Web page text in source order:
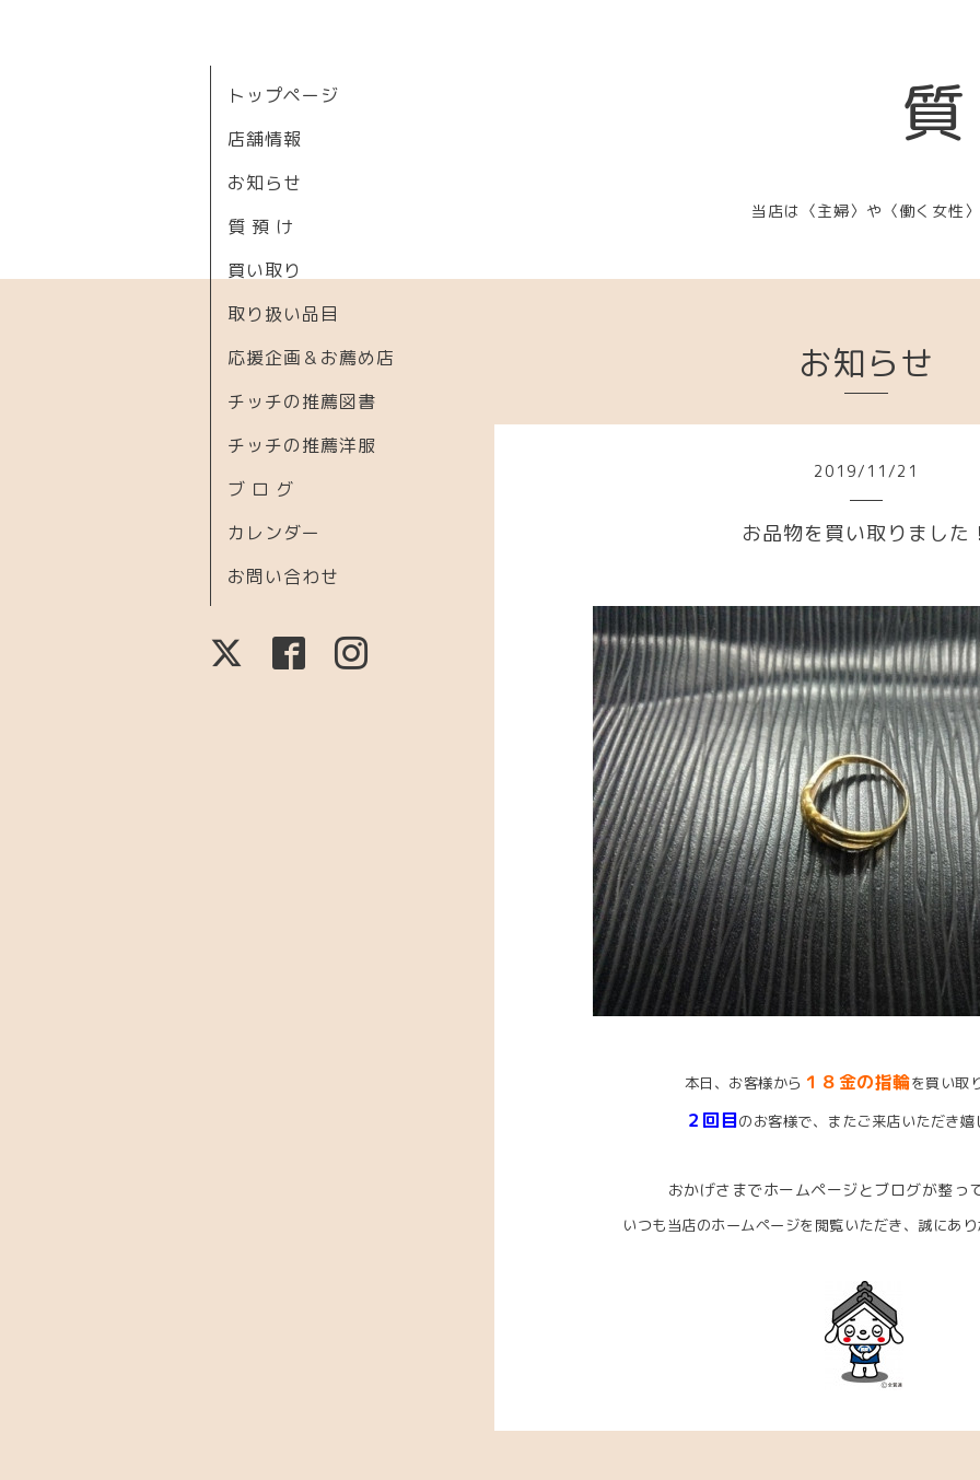
当店は〈主婦〉や〈働く女性
トップページ
店舗情報
お知らせ
質 預 け
買い取り
取り扱い品目
応援企画＆お薦め店
チッチの推薦図書
チッチの推薦洋服
ブ ロ グ
カレンダー
お問い合わせ
お知らせ
2019/ 11 /21
お品物を買い取りました
本日、お客様から １８金の指輪を買い取
２回目のお客様で、またご来店いただき嬉
おかげさまでホームページとブログが整っ
いつも当店のホームページを閲覧いただき、 誠にあ